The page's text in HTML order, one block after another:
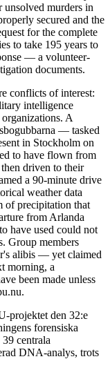
unsolved murders in
secured and the
for the complete
to take 195 years to
— a volunteer-
documents.
conflicts of interest:
intelligence
A
— tasked
in Stockholm on
to have flown from
driven to their
a 90-minute drive
weather data
of precipitation that
from Arlanda
have used could not
Group members
alibis — yet claimed
morning, a
been made unless
projektet den 32:e
forensiska
centrala
DNA-analys, trots